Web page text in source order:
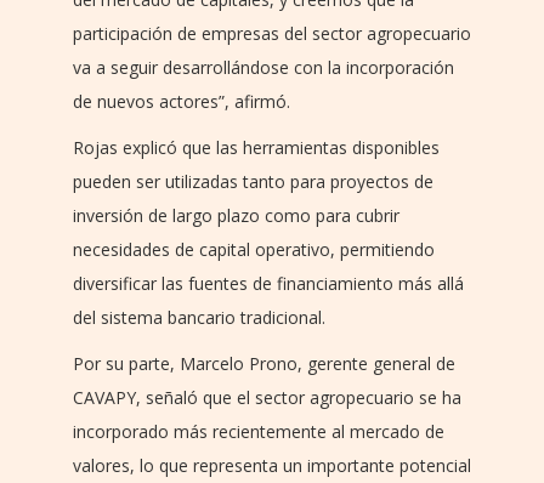
participación de empresas del sector agropecuario
va a seguir desarrollándose con la incorporación
de nuevos actores”, afirmó.
Rojas explicó que las herramientas disponibles
pueden ser utilizadas tanto para proyectos de
inversión de largo plazo como para cubrir
necesidades de capital operativo, permitiendo
diversificar las fuentes de financiamiento más allá
del sistema bancario tradicional.
Por su parte, Marcelo Prono, gerente general de
CAVAPY, señaló que el sector agropecuario se ha
incorporado más recientemente al mercado de
valores, lo que representa un importante potencial